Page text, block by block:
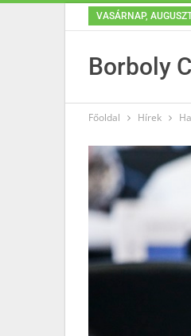
VASÁRNAP,
Borboly
Főoldal Hírek